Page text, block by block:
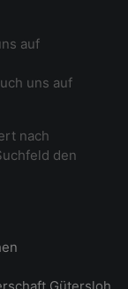
auf
uns auf
nach
den